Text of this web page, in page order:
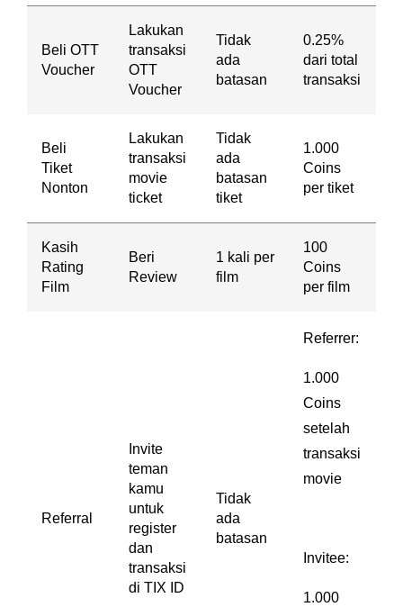
Beli OTT
Voucher
Lakukan
transaksi
OTT
Voucher
Tidak
ada
batasan
0.25%
dari total
transaksi
Beli
Tiket
Nonton
Lakukan
transaksi
movie
ticket
Tidak
ada
batasan
tiket
1.000
Coins
per tiket
Kasih
Rating
Film
Beri
Review
1 kali per
film
100
Coins
per film
Referral
Invite
teman
kamu
untuk
register
dan
transaksi
di TIX ID
Tidak
ada
batasan
Referrer:
1.000
Coins
setelah
transaksi
movie
Invitee:
1.000